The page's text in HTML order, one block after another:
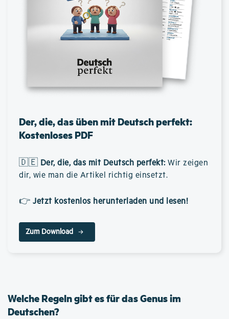
Der, die, das üben mit Deutsch perfekt:
Kostenloses PDF
🇩🇪 Der, die, das mit Deutsch perfekt: Wir zeigen
dir, wie man die Artikel richtig einsetzt.
👉 Jetzt kostenlos herunterladen und lesen!
Zum Download
Welche Regeln gibt es für das Genus im
Deutschen?